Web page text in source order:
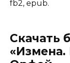
fb2, epub.
Скачать
«Измена.